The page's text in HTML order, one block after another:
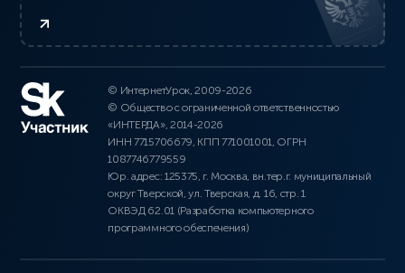
© ИнтернетУрок, 2009-2026
© Общество с ограниченной ответственностью
«ИНТЕРДА», 2014-2026
ИНН 7715706679, КПП 771001001, ОГРН
1087746779559
Юр. адрес: 125375, г. Москва, вн.тер.г. муниципальный
округ Тверской, ул. Тверская, д. 16, стр. 1
ОКВЭД 62.01 (Разработка компьютерного
программного обеспечения)